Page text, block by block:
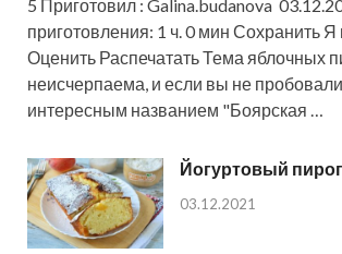
5 Приготовил : Galina.budanova
приготовления: 1 ч. 0 мин Сохранить Я
Оценить Распечатать Тема яблочных
неисчерпаема, и если вы не пробовали
интересным названием "Боярская …
Йогуртовый
03.12.2021